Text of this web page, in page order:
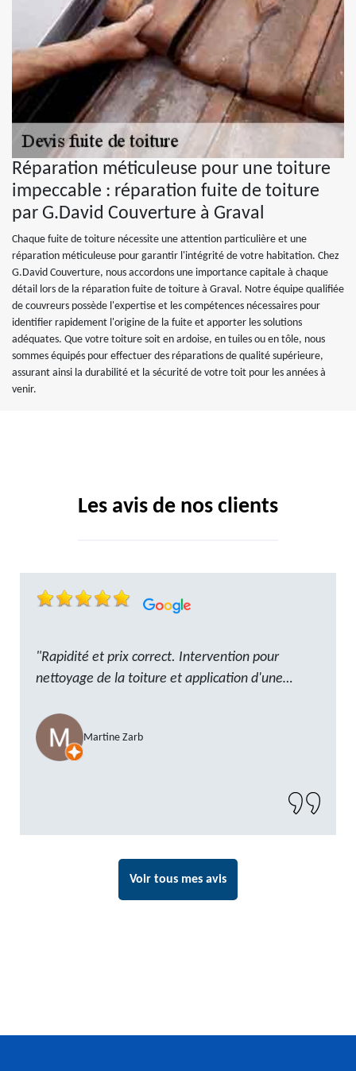
Réparation méticuleuse pour une toiture
impeccable : réparation fuite de toiture
par G.David Couverture à Graval
Chaque fuite de toiture nécessite une attention particulière et une
réparation méticuleuse pour garantir l'intégrité de votre habitation. Chez
G.David Couverture, nous accordons une importance capitale à chaque
détail lors de la réparation fuite de toiture à Graval. Notre équipe qualifiée
de couvreurs possède l'expertise et les compétences nécessaires pour
identifier rapidement l'origine de la fuite et apporter les solutions
adéquates. Que votre toiture soit en ardoise, en tuiles ou en tôle, nous
sommes équipés pour effectuer des réparations de qualité supérieure,
assurant ainsi la durabilité et la sécurité de votre toit pour les années à
venir.
Les avis de nos clients
"Rapidité et prix correct. Intervention pour
nettoyage de la toiture et application d'une
nous savons que nous pouvons compter sur M.
GOT. Très content de la prestation, a
recommander sans problème"
Martine Zarb
Voir tous mes avis